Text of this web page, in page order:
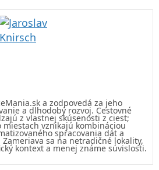
a zodpovedá za jeho
a dlhodobý rozvoj. Cestovné
z vlastnej skúsenosti z ciest;
miestach vznikajú kombináciou
spracovania dát a
sa na netradičné lokality,
kontext a menej známe súvislosti.